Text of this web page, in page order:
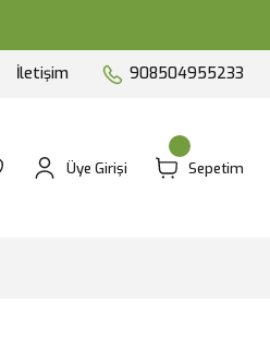
İletişim 908504955233
Üye Girişi Sepetim